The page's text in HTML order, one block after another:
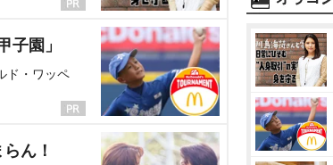
子園」
ド・ワッペ
ん！